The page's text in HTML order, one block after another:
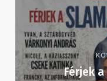
Férjek